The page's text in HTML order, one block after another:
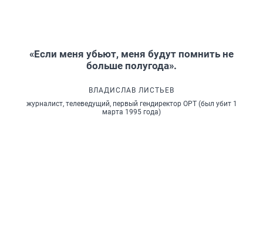
«Если меня убьют, меня будут помнить не
больше полугода».
ВЛАДИСЛАВ ЛИСТЬЕВ
журналист, телеведущий, первый гендиректор ОРТ (был убит 1
марта 1995 года)